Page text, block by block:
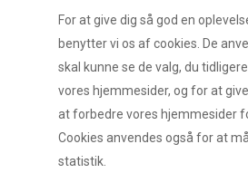
For at give dig så god en
benytter vi os af cookies. De
skal kunne se de valg, du
vores hjemmesider, og for at
at forbedre vores hjemmesider
Cookies anvendes også for at
statistik.